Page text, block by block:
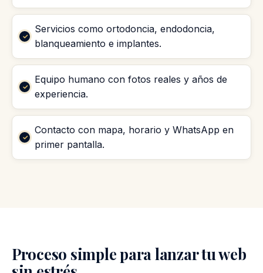
Servicios como ortodoncia, endodoncia,
blanqueamiento e implantes.
Equipo humano con fotos reales y años de
experiencia.
Contacto con mapa, horario y WhatsApp en
primer pantalla.
Proceso simple para lanzar tu web